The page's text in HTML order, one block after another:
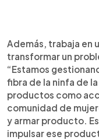
Además, trabaja en
transformar un
“Estamos
fibra de la ninfa de
productos como
comunidad de
y armar producto.
impulsar ese